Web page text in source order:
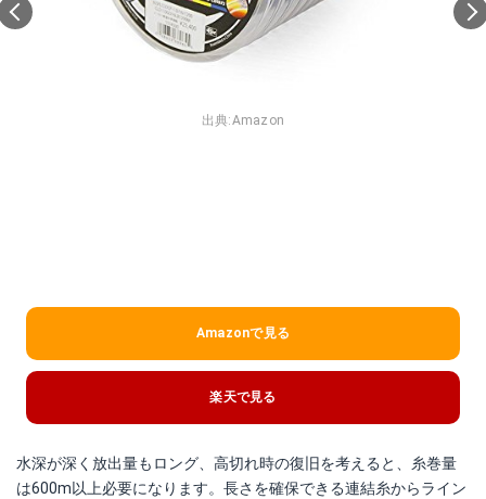
出典:Amazon
Amazonで見る
楽天で見る
水深が深く放出量もロング、高切れ時の復旧を考えると、糸巻量
は600m以上必要になります。長さを確保できる連結糸からライン